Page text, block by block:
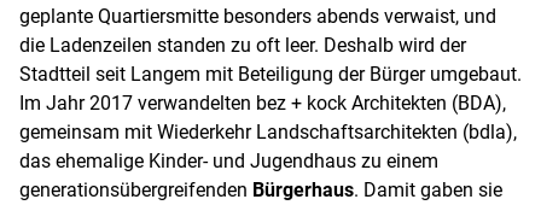
geplante Quartiersmitte besonders abends verwaist, und
die Ladenzeilen standen zu oft leer. Deshalb wird der
Stadtteil seit Langem mit Beteiligung der Bürger umgebaut.
Im Jahr 2017 verwandelten bez + kock Architekten (BDA),
gemeinsam mit Wiederkehr Landschaftsarchitekten (bdla),
das ehemalige Kinder- und Jugendhaus zu einem
generationsübergreifenden Bürgerhaus. Damit gaben sie